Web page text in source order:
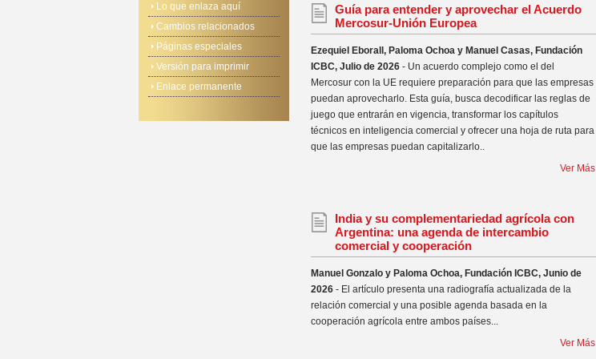
Lo que enlaza aquí
Cambios relacionados
Páginas especiales
Versión para imprimir
Enlace permanente
Guía para entender y aprovechar el Acuerdo
Mercosur-Unión Europea
Ezequiel Eborall, Paloma Ochoa y Manuel Casas, Fundación
ICBC, Julio de 2026 - Un acuerdo complejo como el del
Mercosur con la UE requiere preparación para que las empresas
puedan aprovecharlo. Esta guía, busca decodificar las reglas de
juego que entrarán en vigencia, transformar los capítulos
técnicos en inteligencia comercial y ofrecer una hoja de ruta para
que las empresas puedan capitalizarlo..
Ver Más
India y su complementariedad agrícola con
Argentina: una agenda de intercambio
comercial y cooperación
Manuel Gonzalo y Paloma Ochoa, Fundación ICBC, Junio de
2026 - El artículo presenta una radiografía actualizada de la
relación comercial y una posible agenda basada en la
cooperación agrícola entre ambos países...
Ver Más